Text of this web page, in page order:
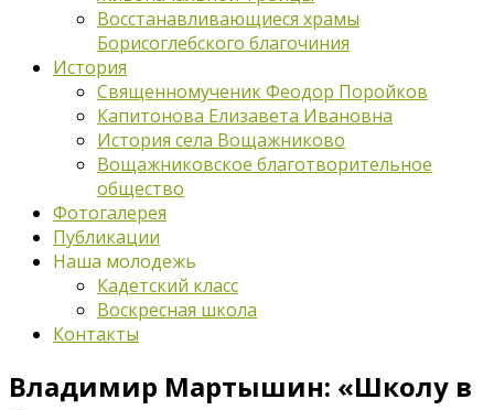
Восстанавливающиеся храмы
Борисоглебского благочиния
История
Священномученик Феодор Поройков
Капитонова Елизавета Ивановна
История села Вощажниково
Вощажниковское благотворительное
общество
Фотогалерея
Публикации
Наша молодежь
Кадетский класс
Воскресная школа
Контакты
Владимир Мартышин: «Школу в